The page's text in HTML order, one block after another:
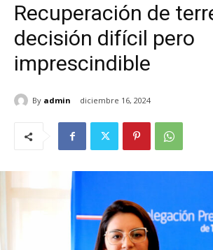
Recuperación de
decisión difícil pero
imprescindible
By admin diciembre 16, 2024